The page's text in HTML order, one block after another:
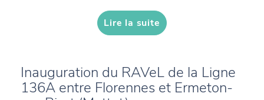
Lire la suite
Inauguration du RAVeL de la Ligne
136A entre Florennes et Ermeton-